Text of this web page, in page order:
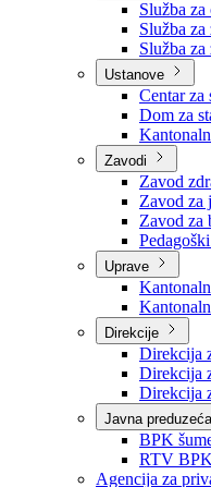
Službe
Služba za
Služba za
Služba za
Ustanove
Centar za
Dom za
Zavodi
Zavod
Zavod za
Zavod za
Uprave
Direkcije
Direkcija
Direkcija
Direkcija
Javna preduzeća